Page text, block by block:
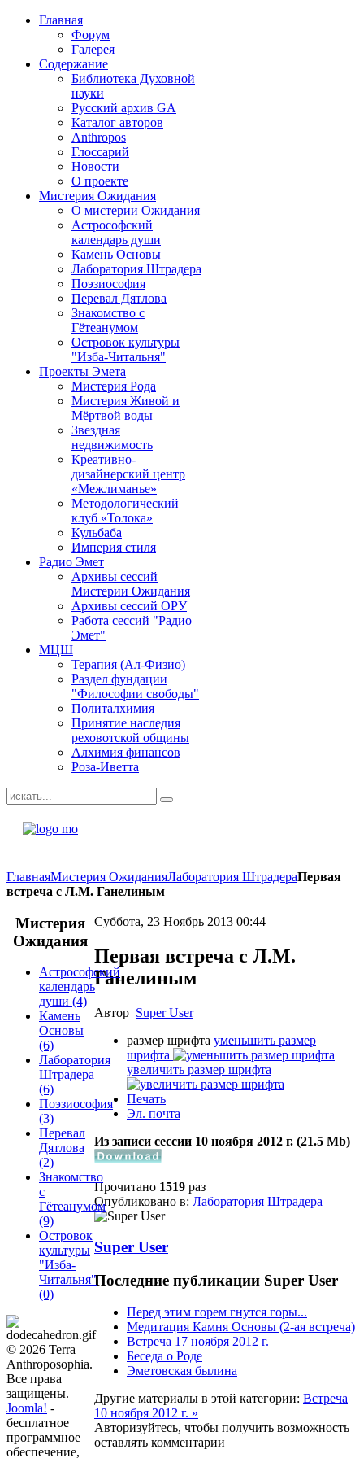
Главная
Форум
Галерея
Содержание
Библиотека Духовной
науки
Русский архив GA
Каталог авторов
Anthropos
Глоссарий
Новости
О проекте
Мистерия Ожидания
О мистерии Ожидания
Астрософский
календарь души
Камень Основы
Лаборатория Штрадера
Поэзиософия
Перевал Дятлова
Знакомство с
Гётеанумом
Островок культуры
"Изба-Читальня"
Проекты Эмета
Мистерия Рода
Мистерия Живой и
Мёртвой воды
Звездная
недвижимость
Креативно-
дизайнерский центр
«Межлиманье»
Методологический
клуб «Толока»
Кульбаба
Империя стиля
Радио Эмет
Архивы сессий
Мистерии Ожидания
Архивы сессий ОРУ
Работа сессий "Радио
Эмет"
МЦШ
Терапия (Ал-Физио)
Раздел фундации
"Философии свободы"
Политалхимия
Принятие наследия
реховотской общины
Алхимия финансов
Роза-Иветта
ГлавнаяМистерия ОжиданияЛаборатория ШтрадераПервая
встреча с Л.М. Ганелиным
Суббота, 23 Ноябрь 2013 00:44
Первая встреча с Л.М.
Ганелиным
Автор Super User
размер шрифта уменьшить размер
шрифта
увеличить размер шрифта
Печать
Эл. почта
Из записи сессии 10 ноября 2012 г. (21.5 Мb)
Прочитано 1519 раз
Опубликовано в: Лаборатория Штрадера
Super User
Последние публикации Super User
Перед этим горем гнутся горы...
Медитация Камня Основы (2-ая встреча)
Встреча 17 ноября 2012 г.
Беседа о Роде
Эметовская былина
Другие материалы в этой категории: Встреча
10 ноября 2012 г. »
Авторизуйтесь, чтобы получить возможность
оставлять комментарии
Мистерия
Ожидания
Астрософский
календарь
души (4)
Камень
Основы
(6)
Лаборатория
Штрадера
(6)
Поэзиософия
(3)
Перевал
Дятлова
(2)
Знакомство
с
Гётеанумом
(9)
Островок
культуры
"Изба-
Читальня"
(0)
© 2026 Terra
Anthroposophia.
Все права
защищены.
Joomla! -
бесплатное
программное
обеспечение,